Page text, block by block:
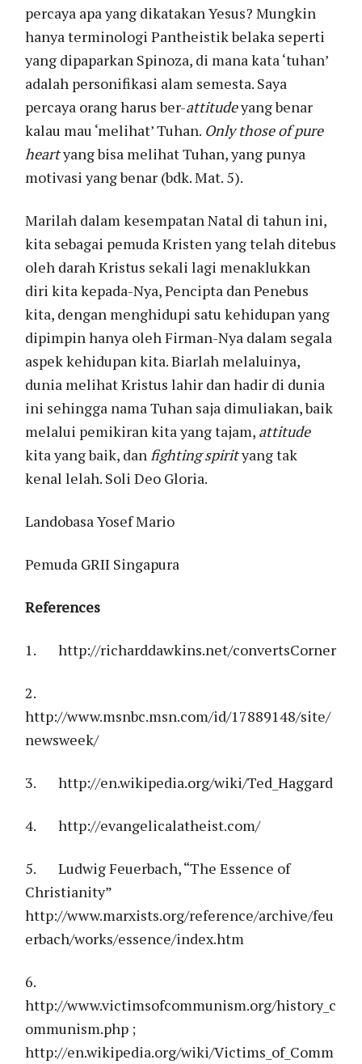
percaya apa yang dikatakan Yesus? Mungkin
hanya terminologi Pantheistik belaka seperti
yang dipaparkan Spinoza, di mana kata ‘tuhan’
adalah personifikasi alam semesta. Saya
percaya orang harus ber-attitudeyang benar
kalau mau ‘melihat’ Tuhan. Only those of pure
heartyang bisa melihat Tuhan, yang punya
motivasi yang benar (bdk. Mat. 5).
Marilah dalam kesempatan Natal di tahun ini,
kita sebagai pemuda Kristen yang telah ditebus
oleh darah Kristus sekali lagi menaklukkan
diri kita kepada-Nya, Pencipta dan Penebus
kita, dengan menghidupi satu kehidupan yang
dipimpin hanya oleh Firman-Nya dalam segala
aspek kehidupan kita. Biarlah melaluinya,
dunia melihat Kristus lahir dan hadir di dunia
ini sehingga nama Tuhan saja dimuliakan, baik
melalui pemikiran kita yang tajam, attitude
kita yang baik, dan fighting spirityang tak
kenal lelah. Soli Deo Gloria.
Landobasa Yosef Mario
Pemuda GRII Singapura
References
1. http://richarddawkins.net/convertsCorner
2.
http://www.msnbc.msn.com/id/17889148/site/
newsweek/
3. http://en.wikipedia.org/wiki/Ted_Haggard
4. http://evangelicalatheist.com/
5. Ludwig Feuerbach, “The Essence of
Christianity”
http://www.marxists.org/reference/archive/feu
erbach/works/essence/index.htm
6.
http://www.victimsofcommunism.org/history_c
ommunism.php ;
http://en.wikipedia.org/wiki/Victims_of_Comm